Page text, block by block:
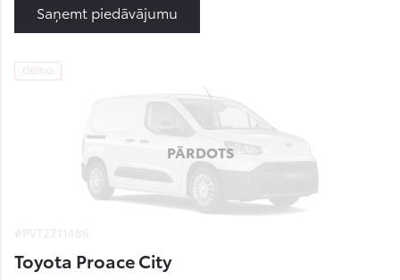
Saņemt piedāvājumu
demo
PĀRDOTS
Toyota Proace City